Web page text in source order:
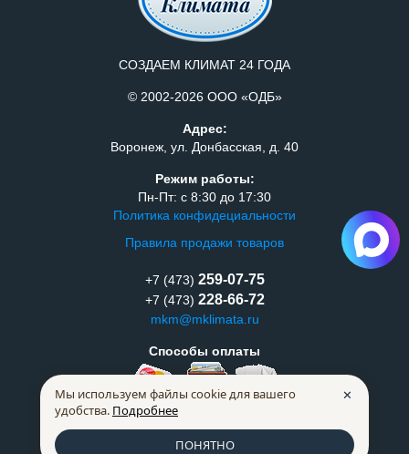
СОЗДАЕМ КЛИМАТ 24 ГОДА
© 2002-2026 ООО «ОДБ»
Адрес:
Воронеж, ул. Донбасская, д. 40
Режим работы:
Пн-Пт: с 8:30 до 17:30
Политика конфидециальности
Правила продажи товаров
+7 (473) 259-07-75
+7 (473) 228-66-72
mkm@mklimata.ru
Способы оплаты
Мы используем файлы cookie для вашего
удобства. Подробнее
✕
ПОНЯТНО